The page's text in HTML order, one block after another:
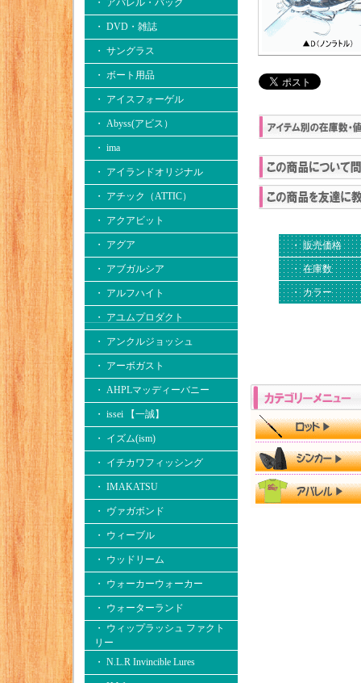
・ アパレル・バッグ
・ DVD・雑誌
・ サングラス
・ ボート用品
・ アイスフォーゲル
・ Abyss(アビス）
・ ima
・ アイランドオリジナル
・ アチック（ATTIC）
・ アクアビット
・ アグア
・ アブガルシア
・ アルフハイト
・ アユムプロダクト
・ アンクルジョッシュ
・ アーボガスト
・ AHPLマッディーバニー
・ issei 【一誠】
・ イズム(ism)
・ イチカワフィッシング
・ IMAKATSU
・ ヴァガボンド
・ ウィーブル
・ ウッドリーム
・ ウォーカーウォーカー
・ ウォーターランド
・ ウィップラッシュ ファクト
リー
・ N.L.R Invincible Lures
・ 販売価格
・ 在庫数
・ カラー